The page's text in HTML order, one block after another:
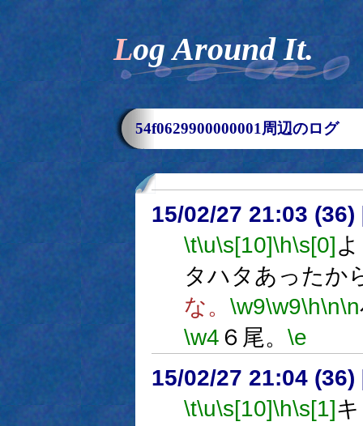
Log Around It.
54f0629900000001周辺のログ
15/02/27 21:03 (36)
\t\u\s[10]\h\s[0]
タハタあったか
な。 \w9\w9\h\n\n
\w4 ６尾。 \e
15/02/27 21:04 (36)
\t\u\s[10]\h\s[1]